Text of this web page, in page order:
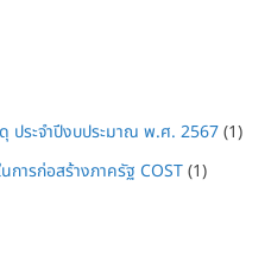
ประจำปีงบประมาณ พ.ศ. 2567(1)
การก่อสร้างภาครัฐ COST(1)